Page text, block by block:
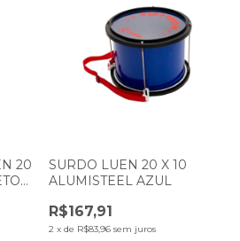
20
SURDO LUEN 20 X 10
ALUMISTEEL AZUL
R$167,91
2 x de R$83,96 sem juros